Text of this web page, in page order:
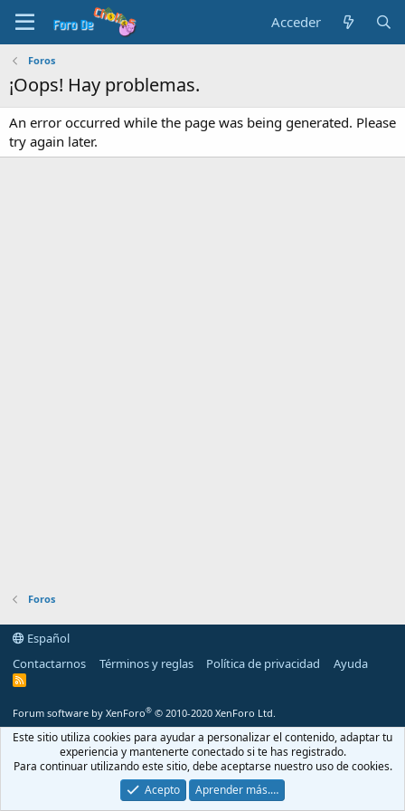
Acceder
Foros
¡Oops! Hay problemas.
An error occurred while the page was being generated. Please
try again later.
Foros
Español
Contactarnos
Términos y reglas Política de privacidad Ayuda
R
Forum software by XenForo® © 2010-2020 XenForo Ltd.
Este sitio utiliza cookies para ayudar a personalizar el contenido, adaptar tu
experiencia y mantenerte conectado si te has registrado.
Para continuar utilizando este sitio, debe aceptarse nuestro uso de cookies.
Acepto
Aprender más.…